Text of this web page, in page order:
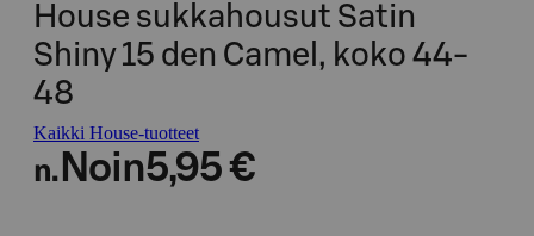
House sukkahousut Satin
Shiny 15 den Camel, koko 44-
48
Kaikki House-tuotteet
n. Noin5,95 €